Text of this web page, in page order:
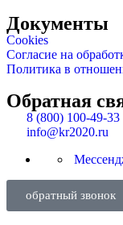
Документы
Cookies
Согласие на
Политика в
Обратная
8 (800) 100-49-33
info@kr2020.ru
обратный звонок